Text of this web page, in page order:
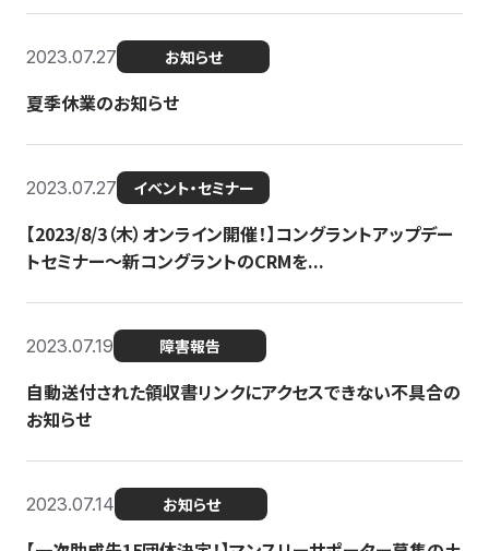
2023.07.27 お知らせ
夏季休業のお知らせ
2023.07.27 イベント・セミナー
【2023/8/3（木）オンライン開催！】コングラントアップデー
トセミナー〜新コングラントのCRMを...
2023.07.19 障害報告
自動送付された領収書リンクにアクセスできない不具合の
お知らせ
2023.07.14 お知らせ